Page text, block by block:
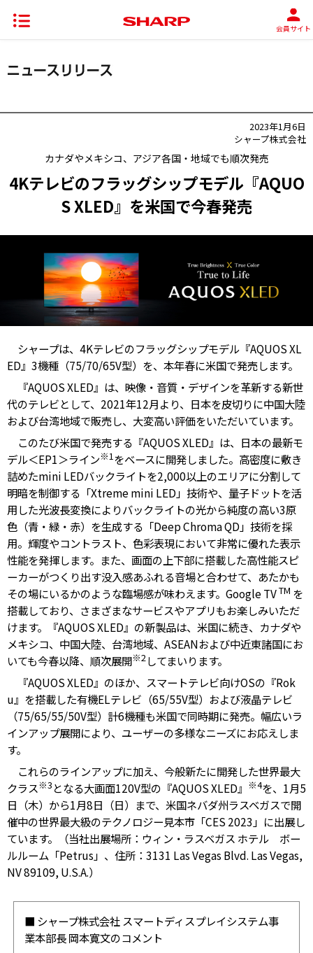
会員サイト
2023年1月6日
シャープ株式会社
カナダやメキシコ、アジア各国・地域でも順次発売
4Kテレビのフラッグシップモデル『AQUO
S XLED』を米国で今春発売
シャープは、4Kテレビのフラッグシップモデル『AQUOS XL
ED』3機種（75/70/65V型）を、本年春に米国で発売します。
『AQUOS XLED』は、映像・音質・デザインを革新する新世
代のテレビとして、2021年12月より、日本を皮切りに中国大陸
および台湾地域で販売し、大変高い評価をいただいています。
このたび米国で発売する『AQUOS XLED』は、日本の最新モ
デル＜EP1＞ライン※1をベースに開発しました。高密度に敷き
詰めたmini LEDバックライトを2,000以上のエリアに分割して
明暗を制御する「Xtreme mini LED」技術や、量子ドットを活
用した光波長変換によりバックライトの光から純度の高い3原
色（青・緑・赤）を生成する「Deep Chroma QD」技術を採
用。輝度やコントラスト、色彩表現において非常に優れた表示
性能を発揮します。また、画面の上下部に搭載した高性能スピ
ーカーがつくり出す没入感あふれる音場と合わせて、あたかも
その場にいるかのような臨場感が味わえます。Google TVTM を
搭載しており、さまざまなサービスやアプリもお楽しみいただ
けます。『AQUOS XLED』の新製品は、米国に続き、カナダや
メキシコ、中国大陸、台湾地域、ASEANおよび中近東諸国にお
いても今春以降、順次展開※2してまいります。
『AQUOS XLED』のほか、スマートテレビ向けOSの『Rok
u』を搭載した有機ELテレビ（65/55V型）および液晶テレビ
（75/65/55/50V型）計6機種も米国で同時期に発売。幅広いラ
インアップ展開により、ユーザーの多様なニーズにお応えしま
す。
これらのラインアップに加え、今般新たに開発した世界最大
クラス※3 となる大画面120V型の『AQUOS XLED』 ※4を、1月5
日（木）から1月8日（日）まで、米国ネバダ州ラスベガスで開
催中の世界最大級のテクノロジー見本市「CES 2023」に出展し
ています。（当社出展場所：ウィン・ラスベガス ホテル ボー
ルルーム「Petrus」、住所：3131 Las Vegas Blvd. Las Vegas,
NV 89109, U.S.A.）
■ シャープ株式会社 スマートディスプレイシステム事
業本部長 岡本寛文のコメント